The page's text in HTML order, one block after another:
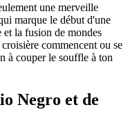
une merveille
marque le début d'une
la fusion de mondes
commencent ou se
à couper le souffle à ton
Negro et de